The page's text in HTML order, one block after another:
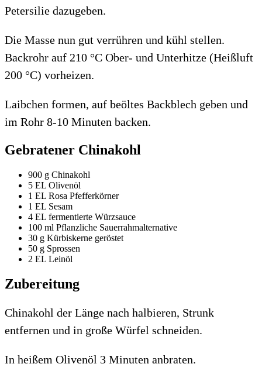
Petersilie dazugeben.
Die Masse nun gut verrühren und kühl stellen.
Backrohr auf 210 °C Ober- und Unterhitze (Heißluft
200 °C) vorheizen.
Laibchen formen, auf beöltes Backblech geben und
im Rohr 8-10 Minuten backen.
Gebratener Chinakohl
900 g Chinakohl
5 EL Olivenöl
1 EL Rosa Pfefferkörner
1 EL Sesam
4 EL fermentierte Würzsauce
100 ml Pflanzliche Sauerrahmalternative
30 g Kürbiskerne geröstet
50 g Sprossen
2 EL Leinöl
Zubereitung
Chinakohl der Länge nach halbieren, Strunk
entfernen und in große Würfel schneiden.
In heißem Olivenöl 3 Minuten anbraten.